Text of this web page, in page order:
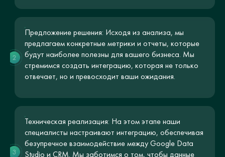
Предложение решения: Исходя из анализа, мы
предлагаем конкретные метрики и отчеты, которые
будут наиболее полезны для вашего бизнеса. Мы
стремимся создать интеграцию, которая не только
отвечает, но и превосходит ваши ожидания.
2
Техническая реализация: На этом этапе наши
специалисты настраивают интеграцию, обеспечивая
безупречное взаимодействие между Google Data
Studio и CRM. Мы заботимся о том, чтобы данные
3